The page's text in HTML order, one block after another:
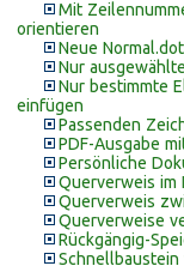
Mit
orientieren
Neue
Nur
Nur bestimmte
einfügen
Passenden
PDF-Ausgabe
Persönliche
Querverweis im
Querverweis
Querverweise
Rückgängig-